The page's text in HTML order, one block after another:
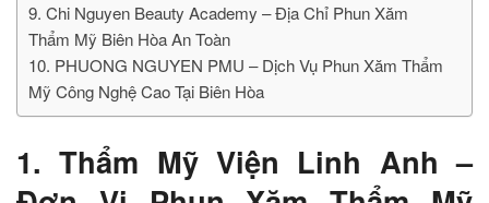
9. Chi Nguyen Beauty Academy – Địa Chỉ Phun Xăm
Thẩm Mỹ Biên Hòa An Toàn
10. PHUONG NGUYEN PMU – Dịch Vụ Phun Xăm Thẩm
Mỹ Công Nghệ Cao Tại Biên Hòa
1. Thẩm Mỹ Viện Linh Anh –